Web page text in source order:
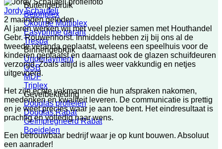
Buitengebruik
Betonplex
Okoume Multiplex
Easyprime garant
Trespa
Binnengebruik
Underlayment
OSB
MDF
Triplex
Gevelbekleding
Douglas profielen
Douglas Rabat
Geïmpregneerd Rabat
Boeidelen
Jordy Schaufeli
2 maanden geleden
Al jaren werken wij met veel plezier samen met Houthandel
Gebr. Rouwenhorst. Inmiddels hebben zij bij ons al de
tweede veranda geplaatst, weleens een speelhuis voor de
kinderen geplaatst en daarnaast ook de glazen schuifdeuren
verzorgd. Zoals altijd is alles weer vakkundig en netjes
uitgevoerd.
Het zijn echte vakmannen die hun afspraken nakomen,
meedenken en kwaliteit leveren. De communicatie is prettig
en je weet precies waar je aan toe bent. Het eindresultaat is
prachtig en volledig naar wens.
Een betrouwbaar bedrijf waar je op kunt bouwen. Absoluut
een aanrader!